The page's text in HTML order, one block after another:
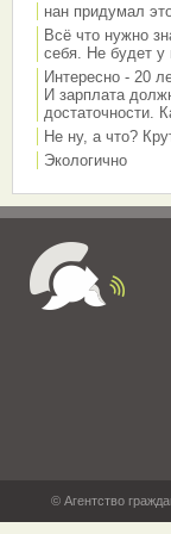
нан придумал
Всё что нужно
себя. Не будет у
Интересно - 20
И зарплата
достаточности.
Не ну, а что?
Экологично
© Агентство